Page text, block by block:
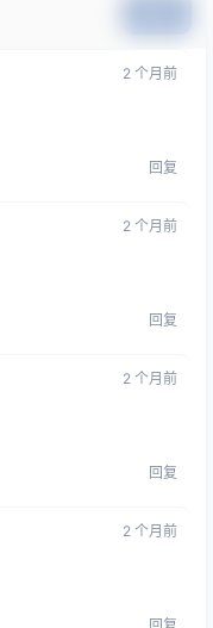
2 个月前
回复
2 个月前
回复
2 个月前
回复
2 个月前